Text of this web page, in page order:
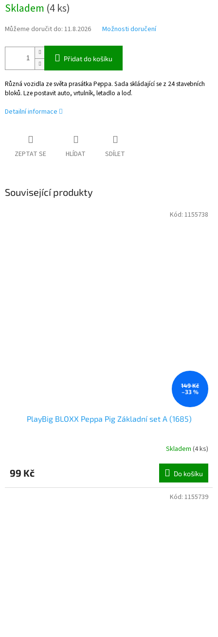
cena:
Skladem (4 ks)
Můžeme doručit do: 11.8.2026 Možnosti doručení
Přidat do košíku
Různá vozidla ze světa prasátka Peppa. Sada skládající se z 24 stavebních
bloků. Lze postavit auto, vrtulník, letadlo a loď.
Detailní informace
ZEPTAT SE HLÍDAT SDÍLET
Související produkty
149 Kč
–33 %
PlayBig BLOXX Peppa Pig Základní set A (1685)
Skladem (4 ks)
99 Kč Do košíku
Kód: 1155738
Kód: 1155739